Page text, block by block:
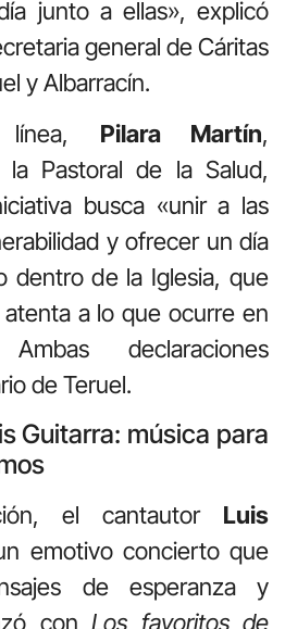
junto a ellas», explicó
general de Cáritas
y Albarracín.
Pilara Martín,
la Pastoral de la Salud,
busca «unir a las
y ofrecer un día
dentro de la Iglesia, que
a lo que ocurre en
declaraciones
de Teruel.
Guitarra: música para
el cantautor Luis
emotivo concierto que
de esperanza y
conLos favoritos de